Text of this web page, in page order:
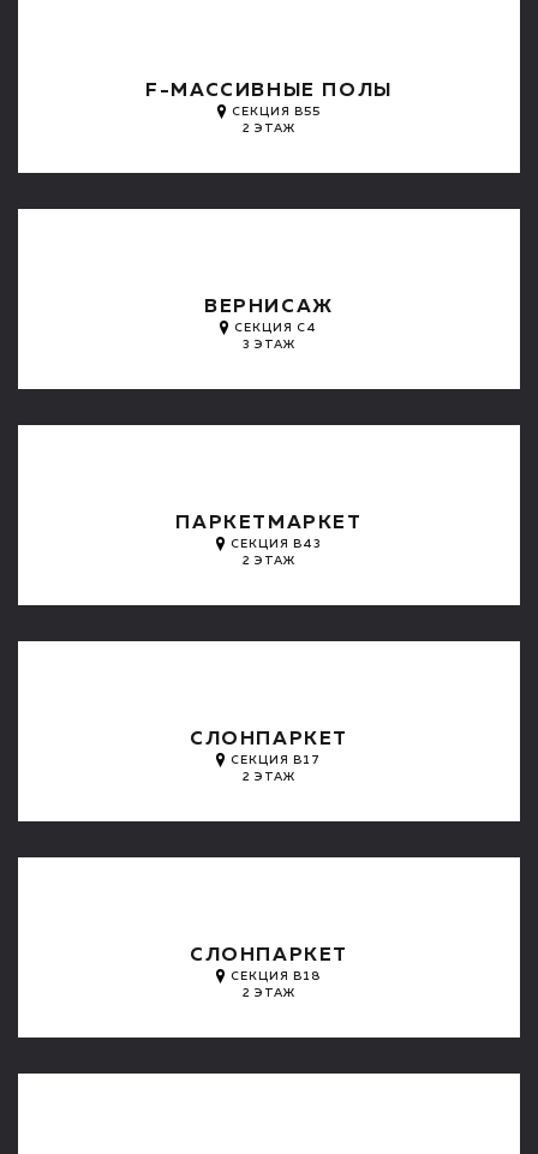
F-МАССИВНЫЕ ПОЛЫ
СЕКЦИЯ B55
2 ЭТАЖ
ВЕРНИСАЖ
СЕКЦИЯ C4
3 ЭТАЖ
ПАРКЕТМАРКЕТ
СЕКЦИЯ B43
2 ЭТАЖ
СЛОНПАРКЕТ
СЕКЦИЯ B17
2 ЭТАЖ
СЛОНПАРКЕТ
СЕКЦИЯ B18
2 ЭТАЖ